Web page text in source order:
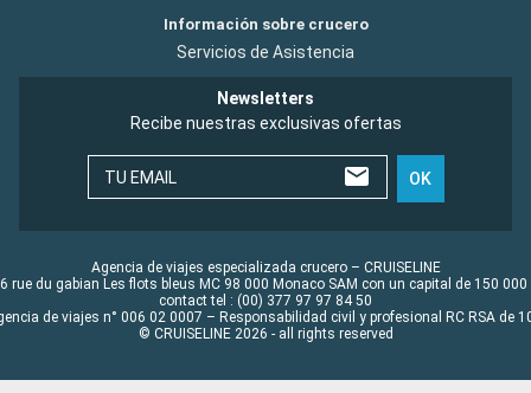
Información sobre crucero
Servicios de Asistencia
Newsletters
Recibe nuestras exclusivas ofertas
TU EMAIL OK
Agencia de viajes especializada crucero – CRUISELINE
rue du gabian Les flots bleus MC 98 000 Monaco SAM con un capital de 150 000
contact tel : (00) 377 97 97 84 50
de viajes n° 006 02 0007 – Responsabilidad civil y profesional RC RSA de
© CRUISELINE 2026 - all rights reserved